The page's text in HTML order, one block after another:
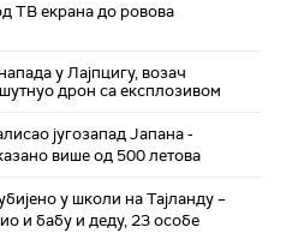
ТВ екрана до ровова
у Лајпцигу, возач
дрон са експлозивом
југозапад Јапана -
више од 500 летова
у школи на Тајланду –
и бабу и деду, 23 особе